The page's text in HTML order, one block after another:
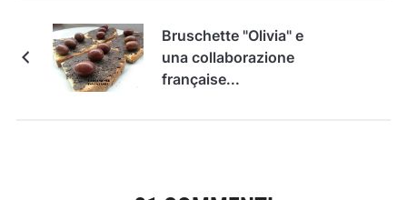
Bruschette "Olivia" e
una collaborazione
française...